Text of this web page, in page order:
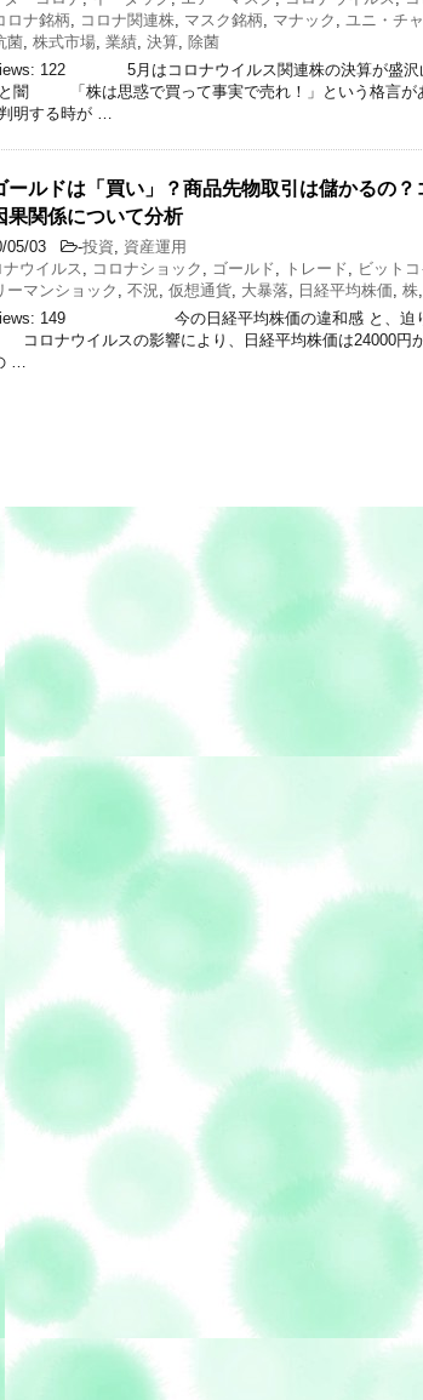
ロナ銘柄, コロナ関連株, マスク銘柄, マナック , ユニ・チ
菌, 株式市場, 業績, 決算, 除菌
122 5月はコロナウイルス関連株の決算が盛沢
闇 「株は思惑で買って事実で売れ！」という格言が
明する時が …
ールドは「買い」？商品先物取引は儲かるの？
果関係について分析
05/03 -投資, 資産運用
ナウイルス , コロナショック , ゴールド, トレード, ビット
ーマンショック , 不況, 仮想通貨, 大暴落, 日経平均株価, 株,
149 今の日経平均株価の違和感 と、迫り
ロナウイルスの影響により、日経平均株価は24000円
…